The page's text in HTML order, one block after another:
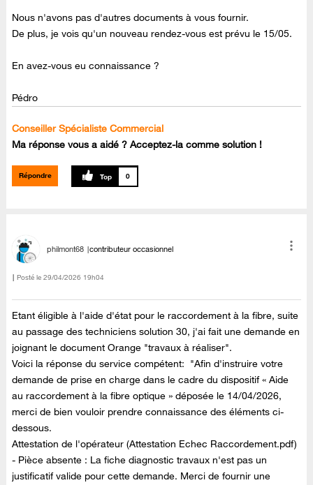
Nous n'avons pas d'autres documents à vous fournir.
De plus, je vois qu'un nouveau rendez-vous est prévu le 15/05.
En avez-vous eu connaissance ?
Pédro
Conseiller Spécialiste Commercial
Ma réponse vous a aidé ? Acceptez-la comme solution !
Répondre 0
philmont68 contributeur occasionnel
Posté le ‎29/04/2026 19h04
Etant éligible à l'aide d'état pour le raccordement à la fibre, suite
au passage des techniciens solution 30, j'ai fait une demande en
joignant le document Orange "travaux à réaliser".
Voici la réponse du service compétent: "Afin d'instruire votre
demande de prise en charge dans le cadre du dispositif « Aide
au raccordement à la fibre optique » déposée le 14/04/2026,
merci de bien vouloir prendre connaissance des éléments ci-
dessous.
Attestation de l'opérateur (Attestation Echec Raccordement.pdf)
- Pièce absente : La fiche diagnostic travaux n'est pas un
justificatif valide pour cette demande. Merci de fournir une